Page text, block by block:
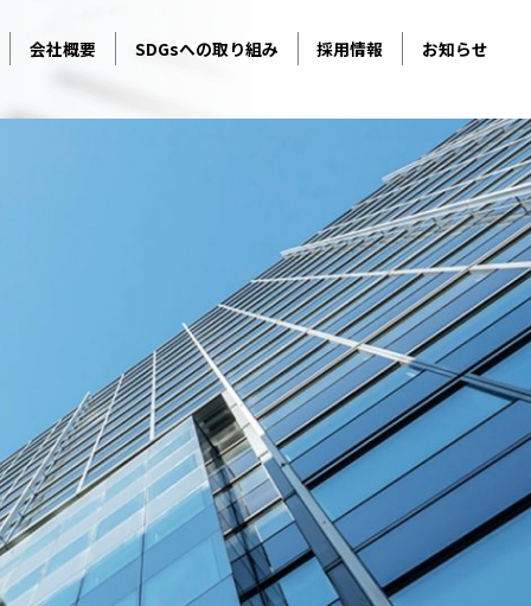
会社概要 SDGsへの取り組み 採用情報 お知らせ